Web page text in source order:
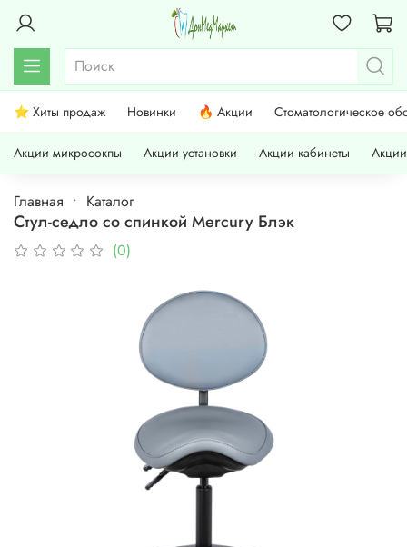
⭐ Хиты продаж Новинки 🔥 Акции Стоматологическое
Акции микросокпы Акции установки Акции кабинеты
Главная Каталог
Стул-седло со спинкой Mercury Блэк
(0)